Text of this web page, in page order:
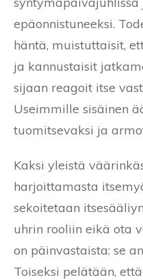
epäonnistuneeksi.
häntä, muistuttaisit,
ja kannustaisit
sijaan reagoit itse
Useimmille sisäinen
tuomitsevaksi ja
Kaksi yleistä
harjoittamasta
sekoitetaan
uhrin rooliin eikä ota
on päinvastaista: se
Toiseksi pelätään,